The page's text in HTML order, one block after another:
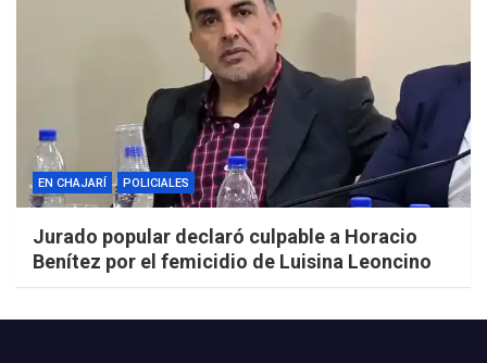
EN CHAJARÍ POLICIALES
Jurado popular declaró culpable a Horacio
Benítez por el femicidio de Luisina Leoncino